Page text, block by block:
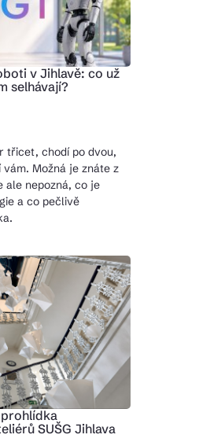
v Jihlavě: co už
selhávají?
třicet, chodí po dvou,
Možná je znáte z
nepozná, co je
a co pečlivě
SUŠG Jihlava